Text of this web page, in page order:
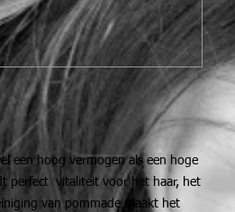
een hoog vermogen als een hoge
perfect vitaliteit voor het haar, het
van pommade maakt het